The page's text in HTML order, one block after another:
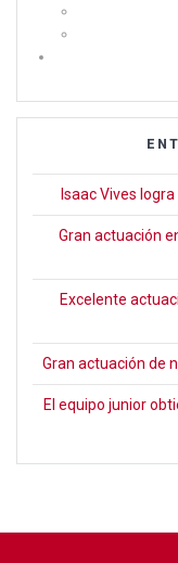
Isaac Vives
Gran actuación
Excelente
Gran actuación de
El equipo junior